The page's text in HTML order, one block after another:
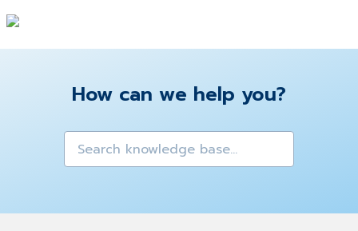
How can we help you?